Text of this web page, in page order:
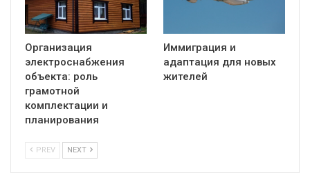
Организация
электроснабжения
объекта: роль
грамотной
комплектации и
планирования
Иммиграция и
адаптация для новых
жителей
PREV NEXT